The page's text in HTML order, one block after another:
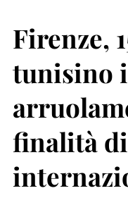
Firenze,
tunisino
finalità